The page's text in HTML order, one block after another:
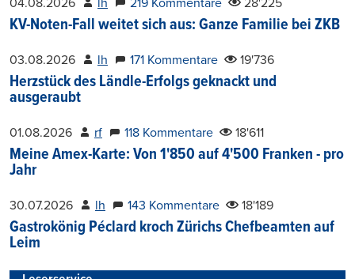
KV-Noten-Fall weitet sich aus: Ganze Familie bei ZKB
03.08.2026 lh 171 Kommentare 19'736
Herzstück des Ländle-Erfolgs geknackt und
ausgeraubt
01.08.2026 rf 118 Kommentare 18'611
Meine Amex-Karte: Von 1'850 auf 4'500 Franken - pro
Jahr
30.07.2026 lh 143 Kommentare 18'189
Gastrokönig Péclard kroch Zürichs Chefbeamten auf
Leim